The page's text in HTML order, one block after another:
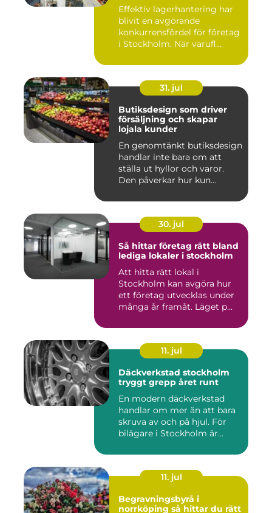
Effektiv lagerhantering har
blivit en avgörande
konkurrensfördel för företag
i Stockholm. När varufl...
31. jul
Butiksdesign som driver
försäljning och skapar
lojala kunder
En genomtänkt butiksdesign
handlar inte bara om att
ställa ut hyllor och varor.
Den påverkar hur kun...
30. jul
Så hittar företag rätt bland
lediga lokaler i stockholm
Att hitta rätt lokal i
Stockholm kan avgöra hur
ett företag utvecklas under
många år framåt. Läget p...
11. jul
Däckverkstad stockholm
tryggt grepp året runt
En modern däckverkstad
handlar om mer än att bara
skruva av och på hjul. För
bilägare i Stockholm är...
11. jul
Begravningsbyrå i
norrköping så hittar du rätt